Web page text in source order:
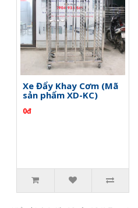
Xe Đẩy Khay Cơm (Mã
sản phẩm XD-KC)
0đ